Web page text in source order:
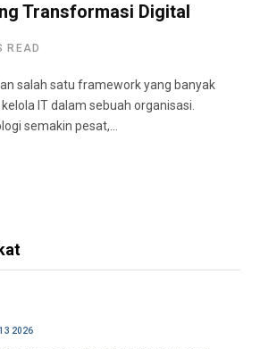
Transformasi Digital
READ
salah satu framework yang banyak
IT dalam sebuah organisasi.
semakin pesat,…
2026